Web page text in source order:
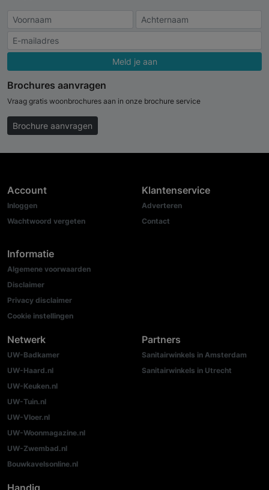
Meld je aan
Brochures aanvragen
Vraag gratis woonbrochures aan in onze brochure service
Brochure aanvragen
Account
Inloggen
Wachtwoord vergeten
Informatie
Algemene voorwaarden
Disclaimer
Privacy disclaimer
Cookie instellingen
Klantenservice
Adverteren
Contact
Netwerk
UW-Badkamer
UW-Haard.nl
UW-Keuken.nl
UW-Tuin.nl
UW-Vloer.nl
UW-Woonmagazine.nl
UW-Zwembad.nl
Bouwkavelsonline.nl
Partners
Sanitairwinkels in Amsterdam
Sanitairwinkels in Utrecht
Handig